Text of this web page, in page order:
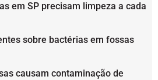
em SP precisam limpeza a cada
sobre bactérias em fossas
causam contaminação de